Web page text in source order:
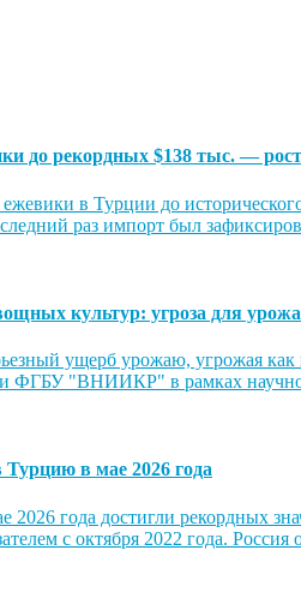
до рекордных $138 тыс. —
в Турции до
раз импорт был
культур: угроза для
ущерб урожаю, угрожая
ФГБУ "ВНИИКР" в рамках
Турцию в мае 2026 года
2026 года достигли рекордных
с октября 2022 года.